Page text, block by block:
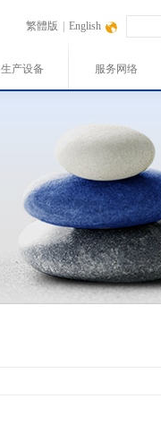
繁體版 English
生产设备 服务网络